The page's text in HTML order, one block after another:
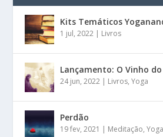
Kits Temáticos
1 jul, 2022 | Livros
Lançamento: O Vinho
24 jun, 2022 | Livros,Yoga
Perdão
19 fev, 2021 | Meditação,Yoga